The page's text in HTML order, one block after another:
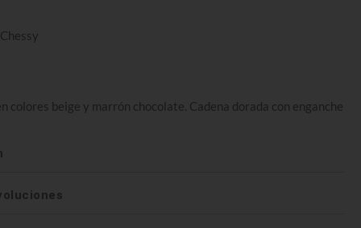
colores beige y marrón chocolate. Cadena dorada con enganche